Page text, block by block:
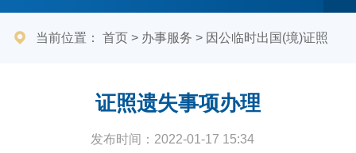
办事服务 民间友好 港澳事务 互动交流 专题专栏
当前位置： 首页> 办事服务 > 因公临时出国(境)证照
证照遗失事项办理
发布时间：2022-01-17 15:34